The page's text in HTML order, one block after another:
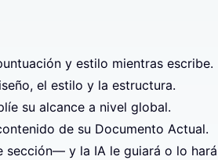
y estilo mientras escribe.
el estilo y la estructura.
su alcance a nivel global.
de su Documento Actual.
sección— y la IA le guiará o lo